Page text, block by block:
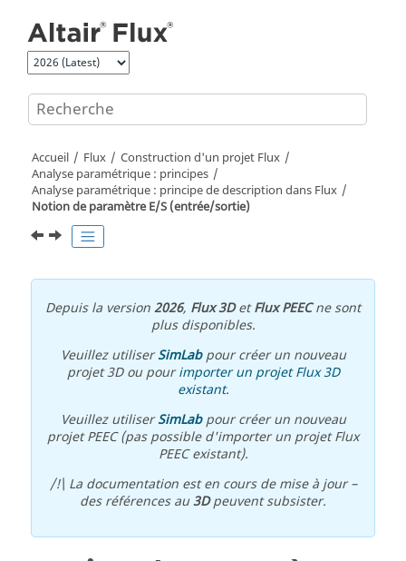
Accueil Flux
Construction d'un projet Flux
Analyse paramétrique : principes
Analyse paramétrique : principe de description dans Flux
Notion de paramètre E/S (entrée/sortie)
Depuis la version2026, Flux 3DetFlux PEECne sont
plus disponibles.
Veuillez utiliserSimLabpour créer un nouveau
projet 3D ou pourimporter un projet Flux 3D
existant.
Veuillez utiliserSimLabpour créer un nouveau
projet PEEC (pas possible d'importer un projet Flux
PEEC existant).
/!\ La documentation est en cours de mise à jour –
des références au3Dpeuvent subsister.